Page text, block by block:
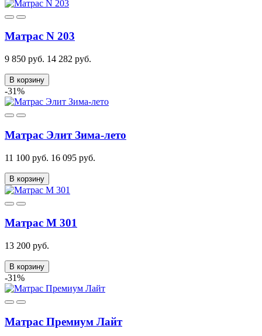
Матрас N 203
9 850 руб. 14 282 руб.
В корзину
-31%
Матрас Элит Зима-лето
11 100 руб. 16 095 руб.
В корзину
Матрас М 301
13 200 руб.
В корзину
-31%
Матрас Премиум Лайт